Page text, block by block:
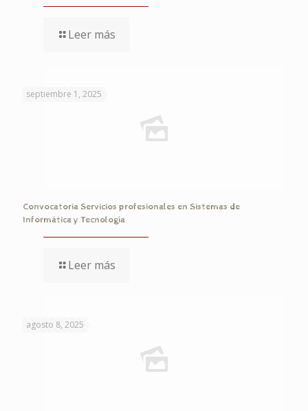
Leer más
septiembre 1, 2025
Convocatoria Servicios profesionales en Sistemas de
Informática y Tecnología
Leer más
agosto 8, 2025